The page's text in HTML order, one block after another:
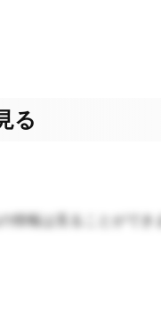
る
情報は見ることができ